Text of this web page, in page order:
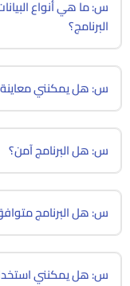
س: ما هي أنواع
البرنامج؟
س: هل يمكنني معاينة
س: هل البرنامج آمن؟
س: هل البرنامج
س: هل يمكنني استخدام